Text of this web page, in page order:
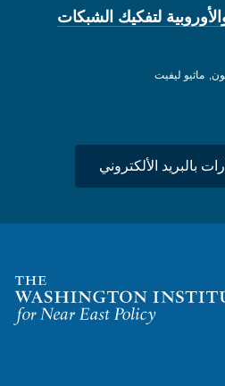
لتفكيك الشبكات
ماثيو ليفيت
بالبريد الألكتروني